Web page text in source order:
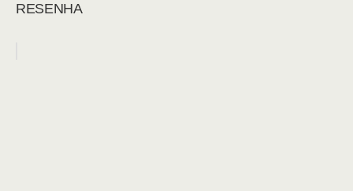
RESENHA